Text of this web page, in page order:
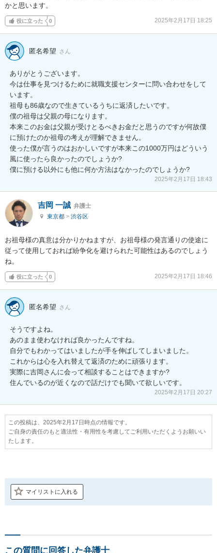
かと思います。
役に立った 0 2025年2月17日 18:25
匿名希望 さん
ありがとうございます。
今は仕事を見つけるために就職支援センターに問い合わせをして
います。
祖母も86歳なので生きているうちに返済したいです。
僕の祖母は父親の母になります。
本来このお金は父親が受けとるべきお金だと思うのですが何故僕
に預けたのか祖母の考えが理解できません。
使った僕が言うのはおかしいですが本来この1000万円はどういう
風に使ったら良かったのでしょうか?
2025年2月17日 18:43
吉岡 一誠 弁護士
東京都 > 渋谷区
お祖母様の真意は分かりかねますが、お祖母様の発言通りの使途に
従って使用しておれば紛争化を避けられた可能性はあるのでしょう
ね。
役に立った 0 2025年2月17日 18:46
匿名希望 さん
そうですよね。
あのまま使わなければ良かったんですね。
自分でもわかってはいましたが手を伸ばしてしまいました。
これからは心を入れ替えて返済のために頑張ります。
実際に吉岡さんに会って相談することはできますか?
住んでいるのが近くなので話だけでも聞いて欲しいです。
2025年2月17日 20:27
この投稿は、2025年2月17日時点の情報です。
ご自身の責任のもと適法性・有用性を考慮してご利用いただくようお願いい
たします。
マイリストに入れる
この質問に回答した弁護士